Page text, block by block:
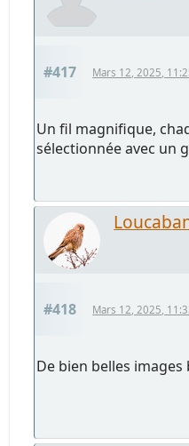
#417 Mars 12, 2025,
Un fil magnifique,
sélectionnée avec un
#418 Mars 12, 2025,
De bien belles